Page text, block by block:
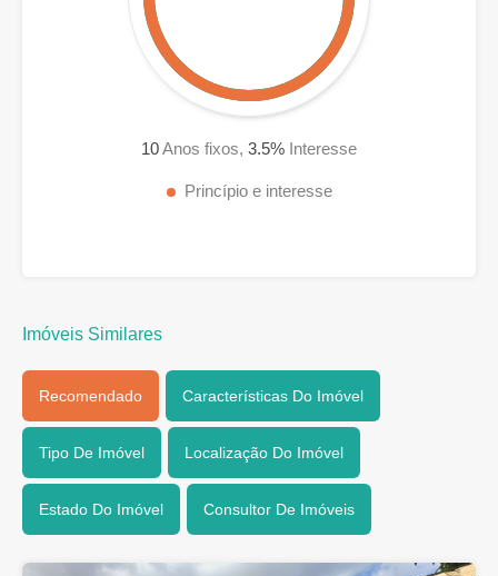
10Anos fixos, 3.5% Interesse
Princípio e interesse
Imóveis Similares
Recomendado Características Do Imóvel
Tipo De Imóvel Localização Do Imóvel
Estado Do Imóvel Consultor De Imóveis